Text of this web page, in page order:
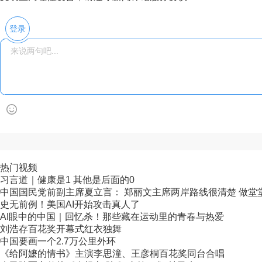
登录
热门视频
习言道｜健康是1 其他是后面的0
中国国民党前副主席夏立言： 郑丽文主席两岸路线很清楚 做堂
史无前例！美国AI开始攻击真人了
AI眼中的中国｜回忆杀！那些藏在运动里的青春与热爱
刘浩存百花奖开幕式红衣独舞
中国要画一个2.7万公里外环
《给阿嬷的情书》主演李思潼、王彦桐百花奖同台合唱